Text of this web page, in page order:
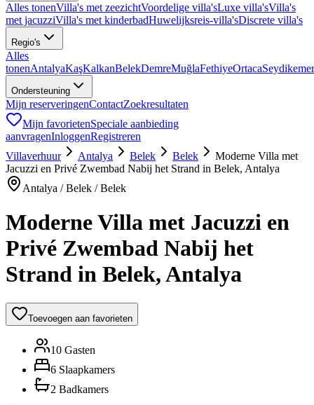
Alles tonenVilla's met zeezichtVoordelige villa'sLuxe villa'sVilla's
met jacuzziVilla's met kinderbadHuwelijksreis-villa'sDiscrete villa's
Regio's
Alles
tonenAntalyaKaşKalkanBelekDemreMuğlaFethiyeOrtacaSeydikemer
Ondersteuning
Mijn reserveringenContactZoekresultaten
Mijn favorietenSpeciale aanbieding
aanvragenInloggenRegistreren
Villaverhuur
Antalya Belek Belek
Moderne Villa met
Jacuzzi en Privé Zwembad Nabij het Strand in Belek, Antalya
Antalya / Belek / Belek
Moderne Villa met Jacuzzi en
Privé Zwembad Nabij het
Strand in Belek, Antalya
Toevoegen aan favorieten
10 Gasten
6 Slaapkamers
2 Badkamers